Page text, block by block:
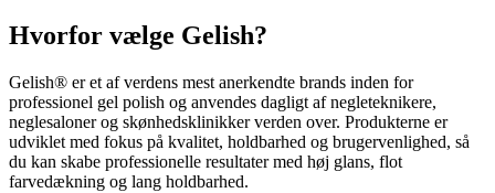
Hvorfor vælge Gelish?
Gelish® er et af verdens mest anerkendte brands inden for
professionel gel polish og anvendes dagligt af negleteknikere,
neglesaloner og skønhedsklinikker verden over. Produkterne er
udviklet med fokus på kvalitet, holdbarhed og brugervenlighed, så
du kan skabe professionelle resultater med høj glans, flot
farvedækning og lang holdbarhed.